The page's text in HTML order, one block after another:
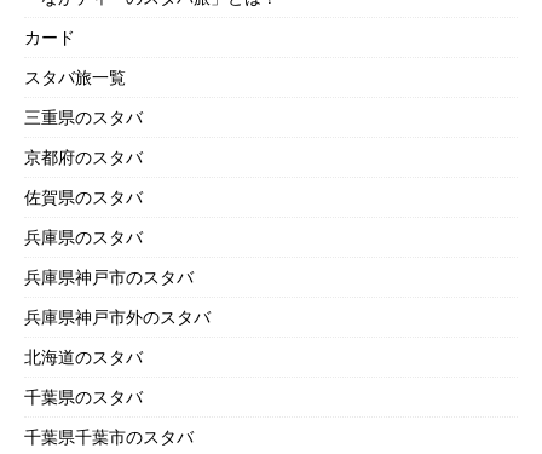
カード
スタバ旅一覧
三重県のスタバ
京都府のスタバ
佐賀県のスタバ
兵庫県のスタバ
兵庫県神戸市のスタバ
兵庫県神戸市外のスタバ
北海道のスタバ
千葉県のスタバ
千葉県千葉市のスタバ